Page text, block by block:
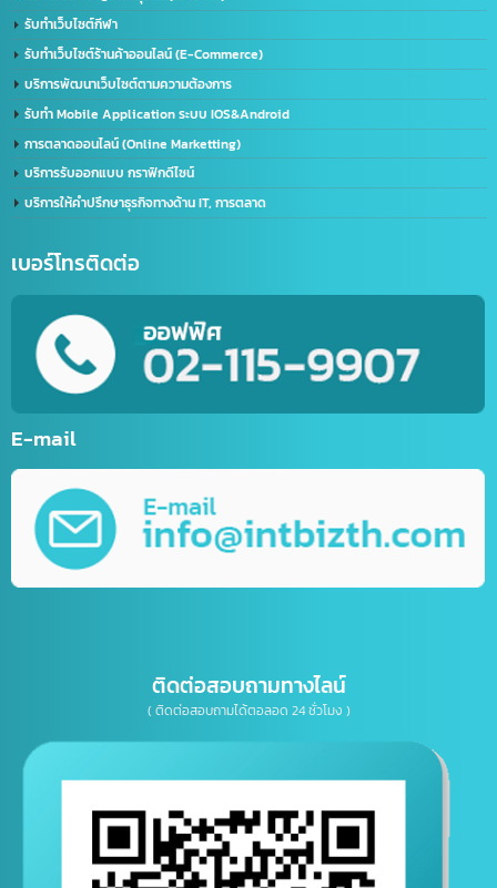
ด้านการนำเข้า-ส่งออก
บริการนำเข้า – ส่งออก(Import-Export)
บริการชิปปิ้ง (Shipping) ไทย-จีน
บริการส่งออกอาหารทะเลแช่แข็ง (ไทยไปจีน)
บริการขนส่งทางเครื่องบิน (เส้นทางจีน-ไทย)
ด้าน IT / การตลาดออนไลน์
รับตัดต่อวิดีโอ (Video Editor)
รับทำเว็บไซต์กีฬา
รับทำเว็บไซต์ร้านค้าออนไลน์ (E-Commerce)
บริการพัฒนาเว็บไซต์ตามความต้องการ
รับทำ Mobile Application ระบบ IOS&Android
การตลาดออนไลน์ (Online Marketting)
บริการรับออกแบบ กราฟิกดีไซน์
บริการให้คำปรึกษาธุรกิจทางด้าน IT, การตลาด
เบอร์โทรติดต่อ
E-mail